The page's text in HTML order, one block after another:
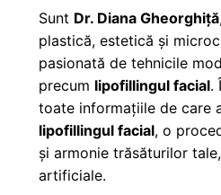
Sunt Dr. Diana Gheorghiță
plastică, estetică și
pasionată de tehnicile
precum lipofillingul facial.
toate informațiile de care
lipofillingul facial, o
și armonie trăsăturilor
artificiale.